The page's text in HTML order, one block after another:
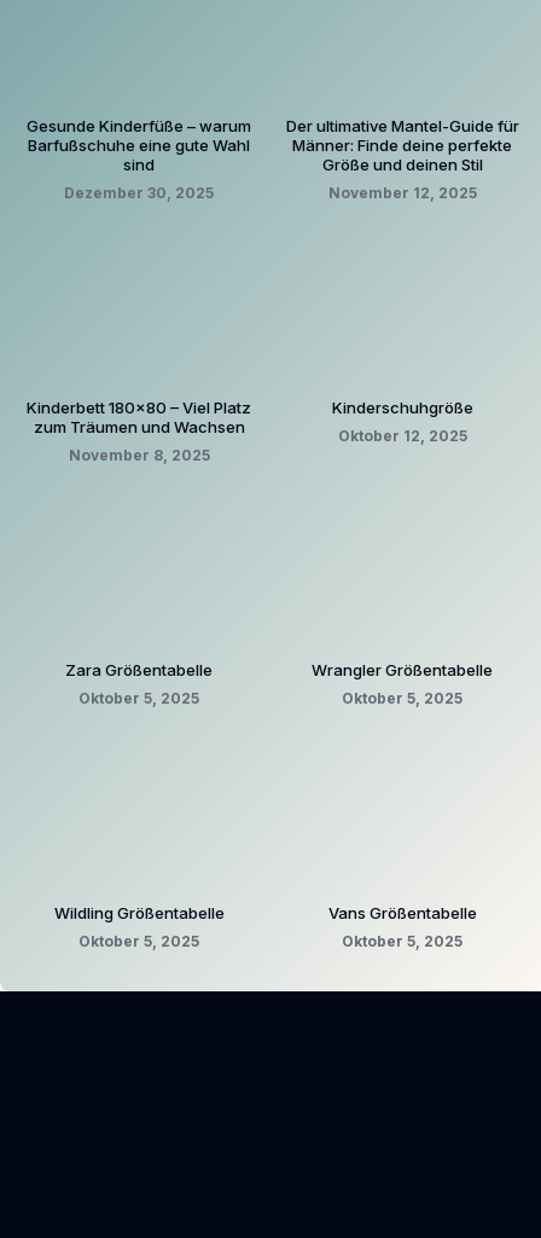
Gesunde Kinderfüße – warum
Barfußschuhe eine gute Wahl
sind
Dezember 30, 2025
Der ultimative Mantel-Guide für
Männer: Finde deine perfekte
Größe und deinen Stil
November 12, 2025
Kinderbett 180×80 – Viel Platz
zum Träumen und Wachsen
November 8, 2025
Kinderschuhgröße
Oktober 12, 2025
Zara Größentabelle
Oktober 5, 2025
Wrangler Größentabelle
Oktober 5, 2025
Wildling Größentabelle
Oktober 5, 2025
Vans Größentabelle
Oktober 5, 2025